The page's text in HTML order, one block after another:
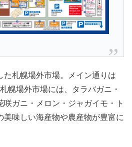
た札幌場外市場。メイン通りは
幌場外市場には、タラバガニ・
ガニ・メロン・ジャガイモ・ト
美味しい海産物や農産物が豊富に